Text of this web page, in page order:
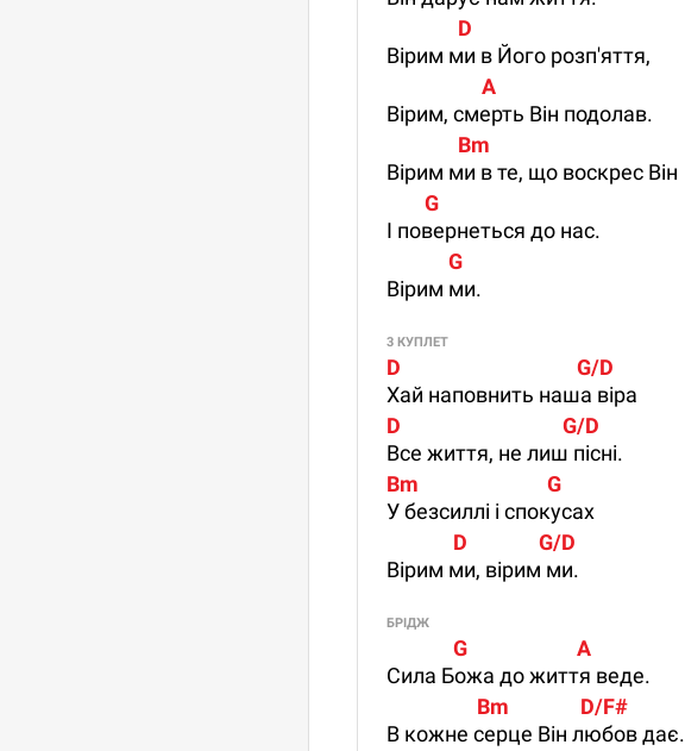
               D
Вірим ми в Його розп'яття,
                    A
Вірим, смерть Він подолав.
               Bm
Вірим ми в те, що воскрес Він
        G
І повернеться до нас.
             G
Вірим ми.
3 КУПЛЕТ
D                                     G/D
Хай наповнить наша віра
D                                  G/D
Все життя, не лиш пісні.
Bm                           G
У безсиллі і спокусах
              D               G/D
Вірим ми, вірим ми.
БРІДЖ
              G                       A
Сила Божа до життя веде.
                   Bm               D/F#
В кожне серце Він любов дає.